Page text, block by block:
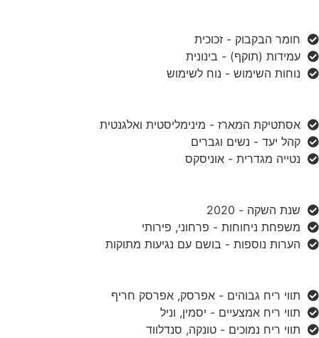
חומר הבקבוק - זכוכית
עמידות (תוקף) - בינונית
נוחות השימוש - נוח לשימוש
אסתטיקת המארז - מינימליסטית ואלגנטית
קהל יעד - נשים וגברים
נטייה מגדרית - אוניסקס
שנת השקה - 2020
משפחת ניחוחות - פרחוני, פירותי
הערות נוספות - בושם עם נגיעות מתוקות
תווי ריח גבוהים - אפרסק, אפרסק חריף
תווי ריח אמצעיים - יסמין, וניל
תווי ריח נמוכים - טונקה, סנדלווד